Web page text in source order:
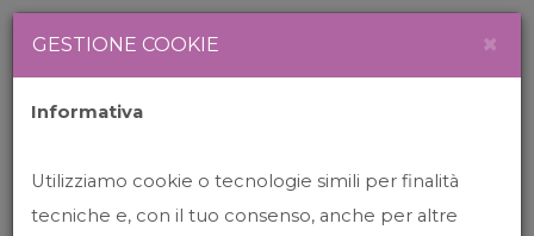
GESTIONE COOKIE ×
Informativa
Utilizziamo cookie o tecnologie simili per finalità
tecniche e, con il tuo consenso, anche per altre